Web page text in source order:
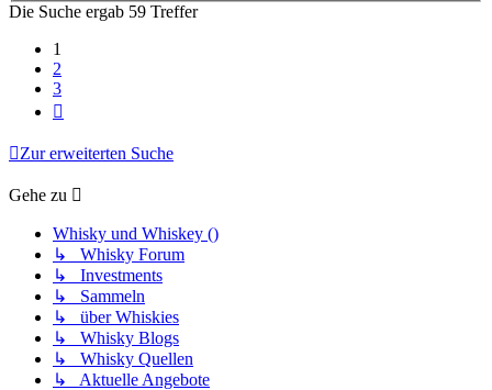
Die Suche ergab 59 Treffer
1
2
3
Zur erweiterten Suche
Gehe zu
Whisky und Whiskey ()
↳ Whisky Forum
↳ Investments
↳ Sammeln
↳ über Whiskies
↳ Whisky Blogs
↳ Whisky Quellen
↳ Aktuelle Angebote